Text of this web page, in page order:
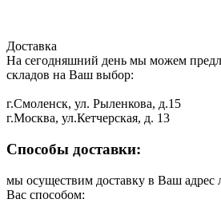
Доставка
На сегодняшний день мы можем
складов на Ваш выбор:
г.Смоленск, ул. Рыленкова, д.15
г.Москва, ул.Кетчерская, д. 13
Способы доставки:
мы осуществим доставку в Ваш
Вас способом: